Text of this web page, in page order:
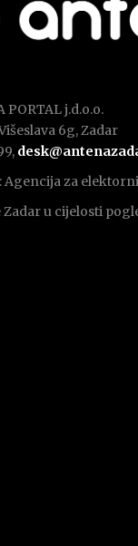
PORTAL j.d.o.o.
6g, Zadar
za
u cijelosti